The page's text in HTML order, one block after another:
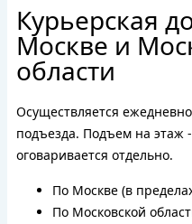
Курьерская
Москве и
области
Осуществляется
подъезда. Подъем на этаж
оговаривается отдельно.
По Москве (в
По Московской